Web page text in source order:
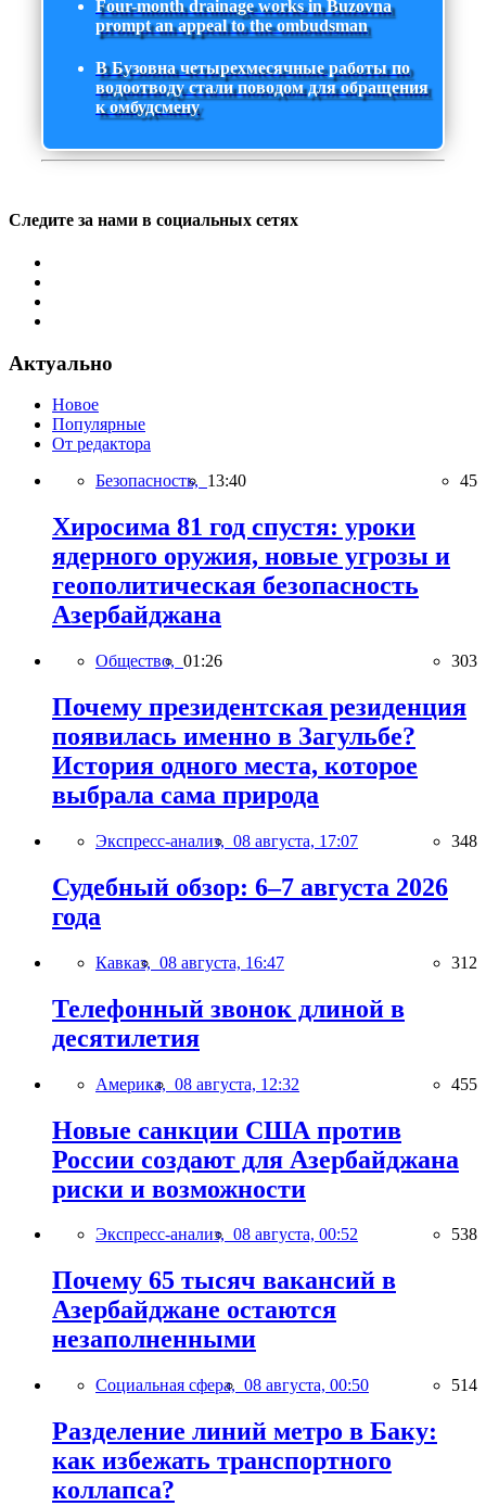
Four-month drainage works in Buzovna
prompt an appeal to the ombudsman
В Бузовна четырехмесячные работы по
водоотводу стали поводом для обращения
к омбудсмену
Следите за нами в социальных сетях
Актуально
Новое
Популярные
От редактора
Безопасность, 13:40 45
Хиросима 81 год спустя: уроки
ядерного оружия, новые угрозы и
геополитическая безопасность
Азербайджана
Общество, 01:26 303
Почему президентская резиденция
появилась именно в Загульбе?
История одного места, которое
выбрала сама природа
Экспресс-анализ, 08 августа, 17:07 348
Судебный обзор: 6–7 августа 2026
года
Кавказ, 08 августа, 16:47 312
Телефонный звонок длиной в
десятилетия
Америка, 08 августа, 12:32 455
Новые санкции США против
России создают для Азербайджана
риски и возможности
Экспресс-анализ, 08 августа, 00:52 538
Почему 65 тысяч вакансий в
Азербайджане остаются
незаполненными
Социальная сфера, 08 августа, 00:50 514
Разделение линий метро в Баку:
как избежать транспортного
коллапса?